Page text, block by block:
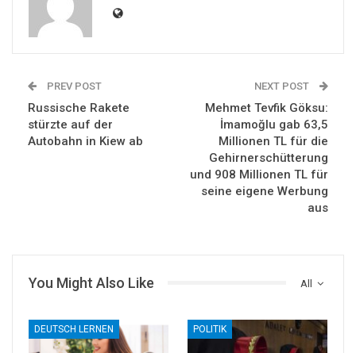
PREV POST
Russische Rakete
stürzte auf der
Autobahn in Kiew ab
NEXT POST
Mehmet Tevfik Göksu:
İmamoğlu gab 63,5
Millionen TL für die
Gehirnerschütterung
und 908 Millionen TL für
seine eigene Werbung
aus
All
You Might Also Like
DEUTSCH LERNEN POLITIK